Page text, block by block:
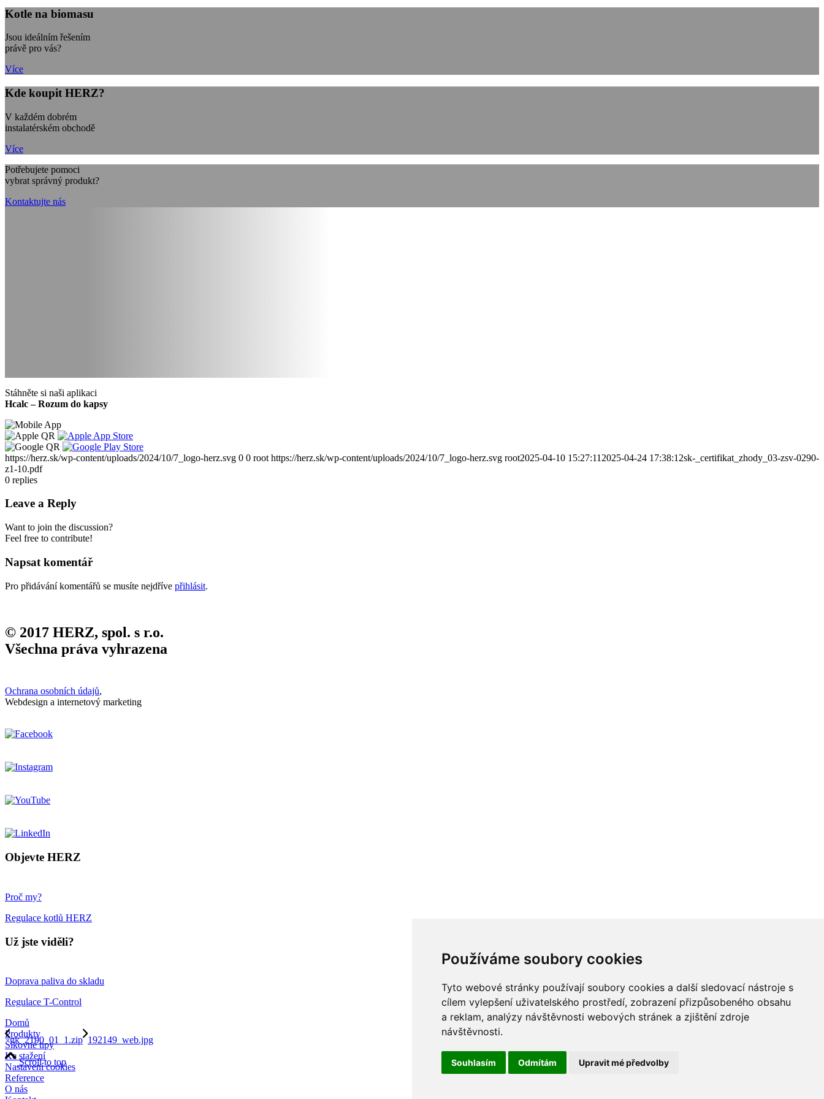
Používáme soubory cookies
Tyto webové stránky používají soubory cookies a další sledovací nástroje s
cílem vylepšení uživatelského prostředí, zobrazení přizpůsobeného obsahu
a reklam, analýzy návštěvnosti webových stránek a zjištění zdroje
návštěvnosti.
Souhlasím Odmítám Upravit mé předvolby
Kotle na biomasu
Jsou ideálním řešením
právě pro vás?
Více
Kde koupit HERZ?
V každém dobrém
instalatérském obchodě
Více
Potřebujete pomoci
vybrat správný produkt?
Kontaktujte nás
Stáhněte si naši aplikaci
Hcalc – Rozum do kapsy
https://herz.sk/wp-content/uploads/2024/10/7_logo-herz.svg 0 0 root https://herz.sk/wp-content/uploads/2024/10/7_logo-herz.svg root2025-04-10 15:27:11 2025-04-24 17:38:12sk-_certifikat_zhody_03-zsv-0290-
z1-10.pdf
0 replies
Leave a Reply
Want to join the discussion?
Feel free to contribute!
Napsat komentář
Pro přidávání komentářů se musíte nejdříve přihlásit.
© 2017 HERZ, spol. s r.o.
Všechna práva vyhrazena
Ochrana osobních údajů,
Webdesign a internetový marketing
Objevte HERZ
Proč my?
Regulace kotlů HERZ
Už jste viděli?
Doprava paliva do skladu
Regulace T-Control
Domů
Produkty
Šikovné tipy
Ke stažení
Nastavení cookies
Reference
O nás
gk_2190_01_1.zip 192149_web.jpg
Scroll to top